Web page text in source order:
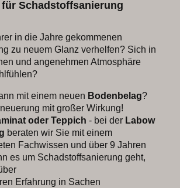
Schadstoffsanierung
in die Jahre gekommenen
zu neuem Glanz verhelfen? Sich in
und angenehmen Atmosphäre
mit einem neuen Bodenbelag?
mit großer Wirkung!
oder Teppich - bei der Labow
beraten wir Sie mit einem
Fachwissen und über 9 Jahren
es um Schadstoffsanierung geht,
Erfahrung in Sachen